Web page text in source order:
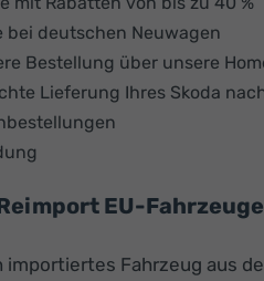
bei deutschen Neuwagen
Bestellung über unsere
Lieferung Ihres Skoda
EU-
Fahrzeug aus